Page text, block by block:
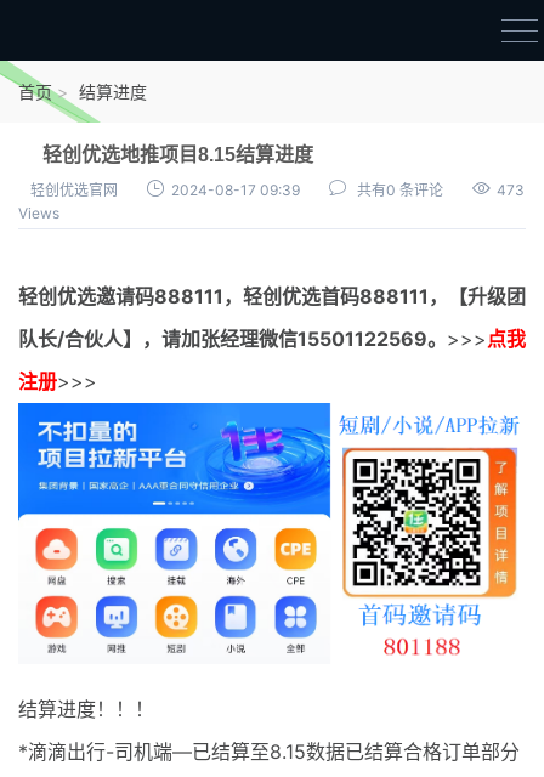
结算进度
团队长扶持
充场项目报价
无人直播
电商入门
最新通知
项目介绍
首页 结算进度
轻创优选地推项目8.15结算进度
轻创优选官网 2024-08-17 09:39 共有0 条评论
473
Views
轻创优选邀请码888111， 轻创优选首码888111，【升级团
队长/合伙人】，请加张经理微信15501122569。 >>>点我
注册>>>
结算进度！！！
*滴滴出行-司机端—已结算至8.15数据已结算合格订单部分